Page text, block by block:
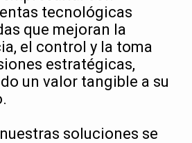
tecnológicas
que mejoran la
el control y la toma
estratégicas,
un valor tangible a su
soluciones se